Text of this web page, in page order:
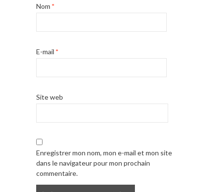
Nom *
E-mail *
Site web
Enregistrer mon nom, mon e-mail et mon site
dans le navigateur pour mon prochain
commentaire.